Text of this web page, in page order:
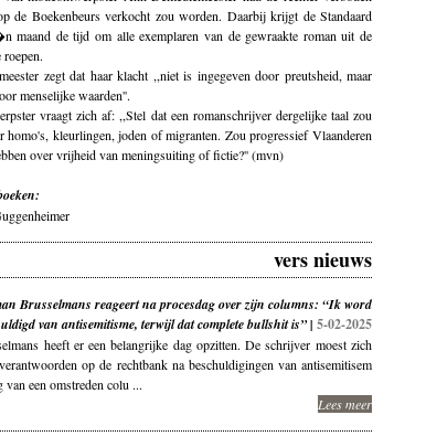
de Boekenbeurs verkocht zou worden. Daarbij krijgt de Standaard
de tijd om alle exemplaren van de gewraakte roman uit de
roepen.
zegt dat haar klacht ,,niet is ingegeven door preutsheid, maar
menselijke waarden''.
vraagt zich af: ,,Stel dat een romanschrijver dergelijke taal zou
homo's, kleurlingen, joden of migranten. Zou progressief Vlaanderen
over vrijheid van meningsuiting of fictie?'' (mvn)
vers nieuws
Brusselmans reageert na procesdag over zijn columns: “Ik word
van antisemitisme, terwijl dat complete bullshit is” | 5-02-2025
heeft er een belangrijke dag opzitten. De schrijver moest zich
op de rechtbank na beschuldigingen van antisemitisem
van een omstreden colu ...
Lees meer